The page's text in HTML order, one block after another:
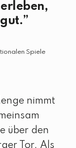
Spiele
nimmt
über den
Tor. Als